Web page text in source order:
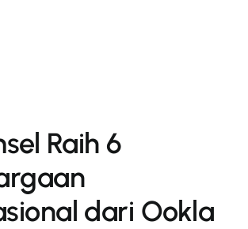
Raih 6
dari Ookla